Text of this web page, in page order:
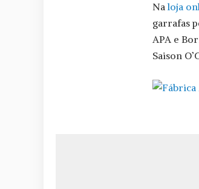
Na loja
garrafas
APA e
Saison